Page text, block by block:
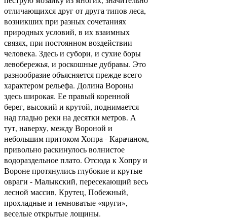
отличающих­ся друг от друга типов леса,
возникших при разных сочета­ниях
природных условий, в их взаимных
связях, при постоян­ном воздействии
человека. Здесь и субори, и сухие боры
ле­вобережья, и роскошные дубравы. Это
разнообразие объяс­няется прежде всего
характером рельефа. Долина Вороны
здесь широкая. Ее правый коренной
берег, высокий и кру­той, поднимается
над гладью реки на десятки метров. А
тут, наверху, между Вороной и
небольшим притоком Хопра - Карачаном,
привольно раскинулось волнистое
водораздель­ное плато. Отсюда к Хопру и
Вороне протянулись глубокие и крутые
овраги - Малыкский, пересекающий весь
лесной мас­сив, Крутец, Побежный,
прохладные и темноватые «яруги»,
веселые открытые лощины.